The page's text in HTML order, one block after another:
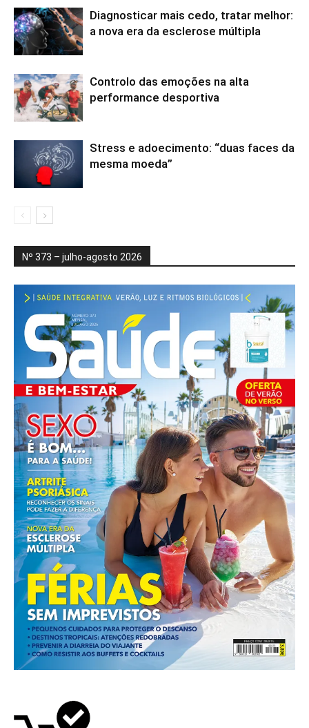
Diagnosticar mais cedo, tratar melhor:
a nova era da esclerose múltipla
Controlo das emoções na alta
performance desportiva
Stress e adoecimento: “duas faces da
mesma moeda”
Nº 373 – julho-agosto 2026